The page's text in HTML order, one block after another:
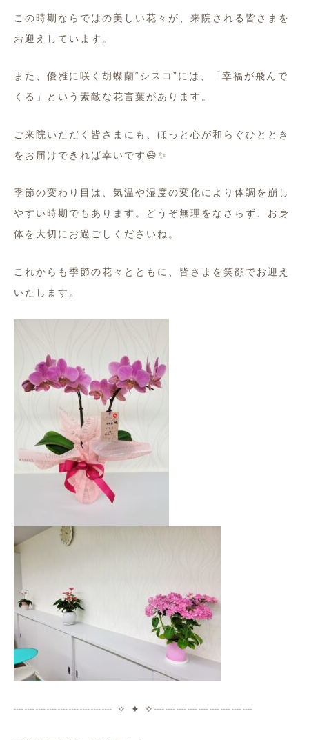
この時期ならではの美しい花々が、 来院される皆さまを
お迎えしています。
また、優雅に咲く胡蝶蘭“シスコ”には、「幸福が飛んで
くる」
という素敵な花言葉があります。
ご来院いただく皆さまにも、 ほっと心が和らぐひととき
をお届けできれば幸いです😄✨
季節の変わり目は、 気温や湿度の変化により体調を崩し
やすい時期でもあります。どうぞ無理をなさらず、お身
体を大切にお過ごしくださいね。
これからも季節の花々とともに、 皆さまを笑顔でお迎え
いたします。
┈┈┈┈┈┈┈┈┈ ✧ ✦ ✧┈┈┈┈┈┈┈┈┈